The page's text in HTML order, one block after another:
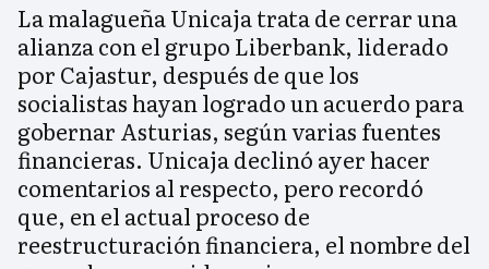
La malagueña Unicaja trata de cerrar una
alianza con el grupo Liberbank, liderado
por Cajastur, después de que los
socialistas hayan logrado un acuerdo para
gobernar Asturias, según varias fuentes
financieras. Unicaja declinó ayer hacer
comentarios al respecto, pero recordó
que, en el actual proceso de
reestructuración financiera, el nombre del